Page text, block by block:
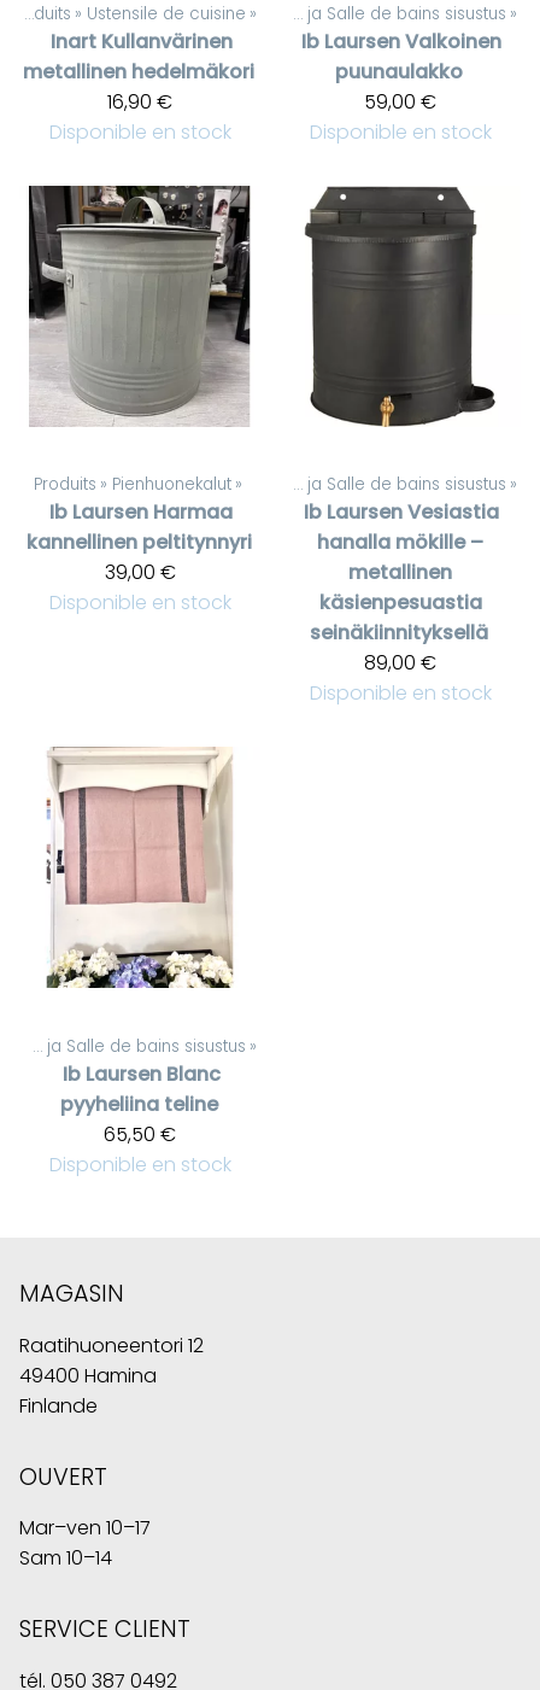
Produits ‪» Ustensile de cuisine ‪»
Inart Kullanvärinen
metallinen hedelmäkori
16,90 €
Disponible en stock
Produits WC ja Salle de bains sisustus ‪»
Ib LaursenValkoinen
puunaulakko
59,00 €
Disponible en stock
Produits ‪» Pienhuonekalut ‪»
Ib Laursen Harmaa
kannellinen peltitynnyri
39,00 €
Disponible en stock
Produits WC ja Salle de bains sisustus ‪»
Ib LaursenVesiastia
hanalla mökille –
metallinen
käsienpesuastia
seinäkiinnityksellä
89,00 €
Disponible en stock
WC ja Salle de bains sisustus ‪»
Ib Laursen Blanc
pyyheliina teline
65,50 €
Disponible en stock
MAGASIN
Raatihuoneentori 12
49400 Hamina
Finlande
OUVERT
Mar–ven 10–17
Sam 10–14
SERVICE CLIENT
tél. 050 387 0492